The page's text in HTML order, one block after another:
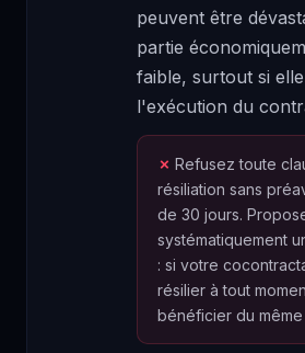
peuvent être
partie
faible, surtout si
l'exécution du
Refusez toute
résiliation sans
de 30 jours.
systématiquement
: si votre
résilier à tout
bénéficier du même